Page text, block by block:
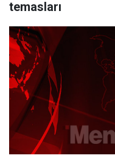
temasları